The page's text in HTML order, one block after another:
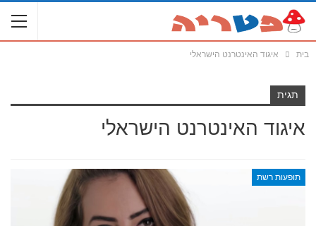
בית איגוד האינטרנט הישראלי
תגית
איגוד האינטרנט הישראלי
תופעות רשת